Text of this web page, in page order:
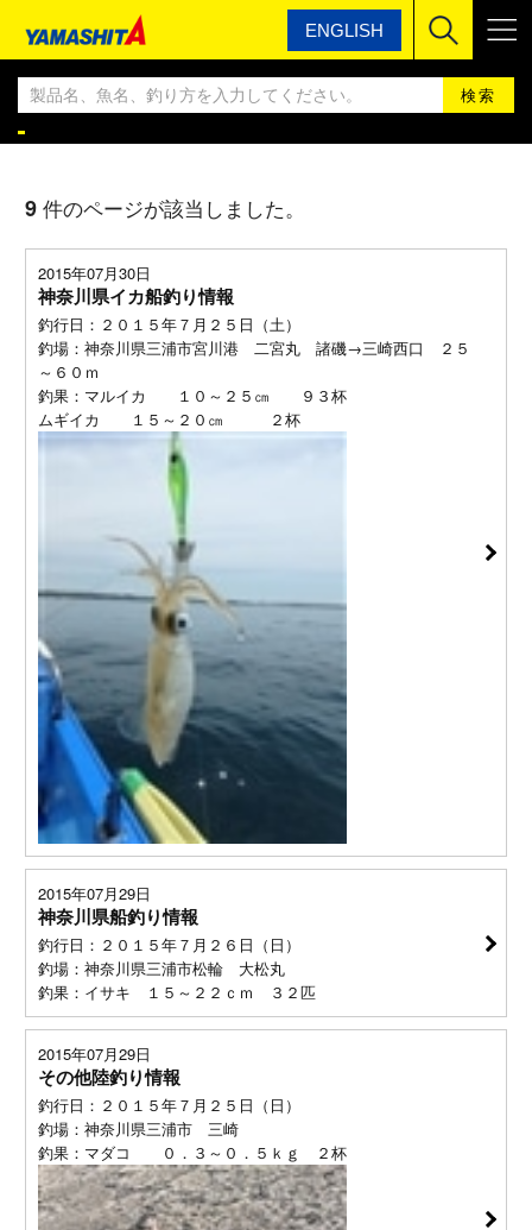
ENGLISH
ヤマシタ ヤマシタ釣果情報BLOG
ヤマシタ釣果情報
9 件のページが該当しました。
2015年07月30日
神奈川県イカ船釣り情報
釣行日：２０１５年７月２５日（土）
釣場：神奈川県三浦市宮川港 二宮丸 諸磯→三崎西口 ２５
～６０ｍ
釣果：マルイカ １０～２５㎝ ９３杯
ムギイカ １５～２０㎝ ２杯
2015年07月29日
神奈川県船釣り情報
釣行日：２０１５年７月２６日（日）
釣場：神奈川県三浦市松輪 大松丸
釣果：イサキ １５～２２ｃｍ ３２匹
2015年07月29日
その他陸釣り情報
釣行日：２０１５年７月２５日（日）
釣場：神奈川県三浦市 三崎
釣果：マダコ ０．３～０．５ｋｇ ２杯